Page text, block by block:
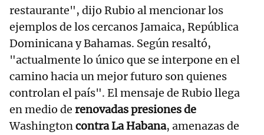
restaurante", dijo Rubio al mencionar los
ejemplos de los cercanos Jamaica, República
Dominicana y Bahamas. Según resaltó,
"actualmente lo único que se interpone en el
camino hacia un mejor futuro son quienes
controlan el país". El mensaje de Rubio llega
en medio de renovadas presiones de
Washingtoncontra La Habana, amenazas de